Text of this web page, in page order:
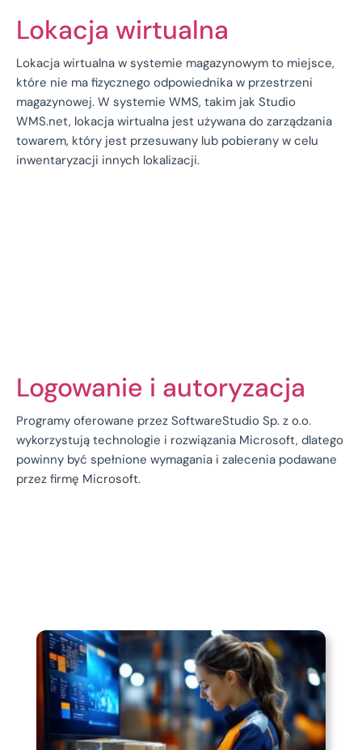
Lokacja wirtualna
Lokacja wirtualna w systemie magazynowym to miejsce,
które nie ma fizycznego odpowiednika w przestrzeni
magazynowej. W systemie WMS, takim jak Studio
WMS.net, lokacja wirtualna jest używana do zarządzania
towarem, który jest przesuwany lub pobierany w celu
inwentaryzacji innych lokalizacji.
Logowanie i autoryzacja
Programy oferowane przez SoftwareStudio Sp. z o.o.
wykorzystują technologie i rozwiązania Microsoft, dlatego
powinny być spełnione wymagania i zalecenia podawane
przez firmę Microsoft.